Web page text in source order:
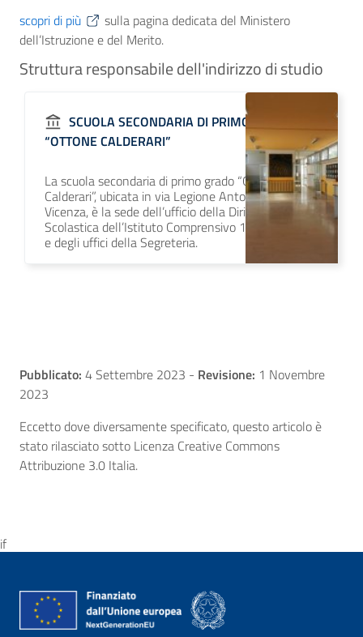
scopri di più
sulla pagina dedicata del Ministero
dell’Istruzione e del Merito.
Struttura responsabile dell'indirizzo di studio
SCUOLA SECONDARIA DI PRIMO GRADO
“OTTONE CALDERARI”
La scuola secondaria di primo grado “Ottone
Calderari”, ubicata in via Legione Antonini 186 a
Vicenza, è la sede dell’ufficio della Dirigente
Scolastica dell’Istituto Comprensivo 10 di Vicenza
e degli uffici della Segreteria.
Pubblicato: 4 Settembre 2023 - Revisione: 1 Novembre
2023
Eccetto dove diversamente specificato, questo articolo è
stato rilasciato sotto Licenza Creative Commons
Attribuzione 3.0 Italia.
if